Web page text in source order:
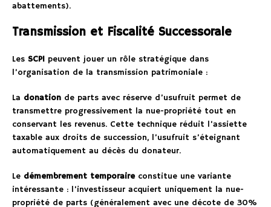
abattements).
Transmission et Fiscalité Successorale
Les SCPI peuvent jouer un rôle stratégique dans
l’organisation de la transmission patrimoniale :
La donation de parts avec réserve d’usufruit permet de
transmettre progressivement la nue-propriété tout en
conservant les revenus. Cette technique réduit l’assiette
taxable aux droits de succession, l’usufruit s’éteignant
automatiquement au décès du donateur.
Le démembrement temporaireconstitue une variante
intéressante : l’investisseur acquiert uniquement la nue-
propriété de parts (généralement avec une décote de 30%